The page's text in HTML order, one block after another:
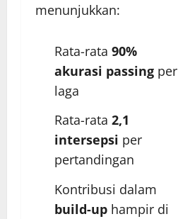
menunjukkan:
Rata-rata 90%
akurasi passing per
laga
Rata-rata 2,1
intersepsi per
pertandingan
Kontribusi dalam
build-up hampir di